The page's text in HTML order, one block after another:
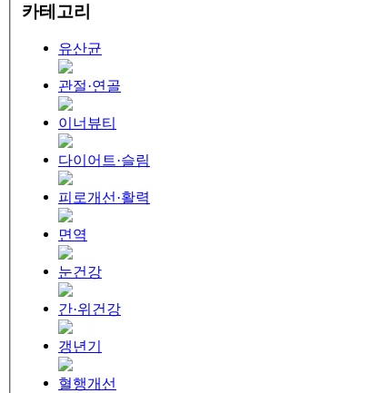
카테고리
유산균
관절·연골
이너뷰티
다이어트·슬림
피로개선·활력
면역
눈건강
간·위건강
갱년기
혈행개선